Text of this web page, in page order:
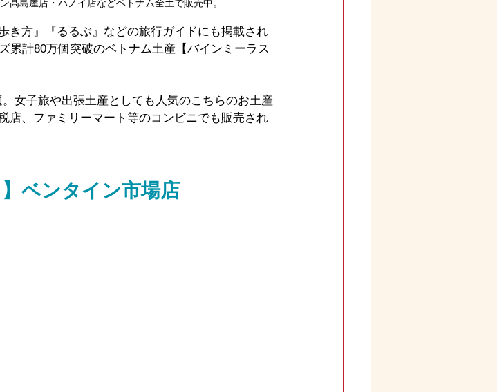
髙島屋店・ハノイ店などベトナム全土で販売中。
き方』『るるぶ』などの旅行ガイドにも掲載され
累計80万個突破のベトナム土産【バインミーラス
女子旅や出張土産としても人気のこちらのお土産
店、ファミリーマート等のコンビニでも販売され
】ベンタイン市場店